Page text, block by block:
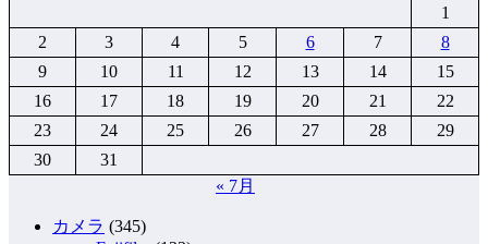
1
2
3 4 5 6 7
8
9
10 11 12 13 14
15
16
17 18 19 20 21
22
23
24 25 26 27 28
29
30
31
« 7月
カメラ (345)